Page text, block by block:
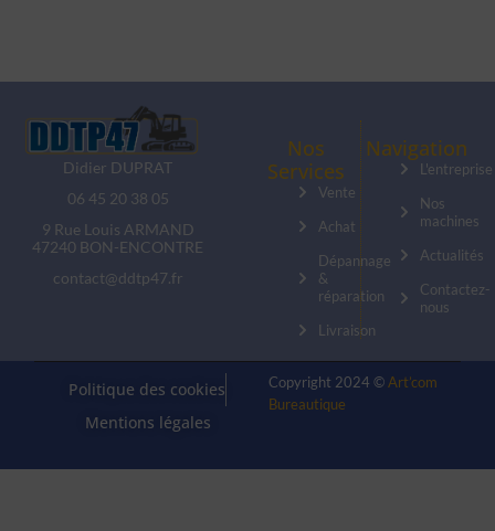
Didier DUPRAT
06 45 20 38 05
9 Rue Louis ARMAND
47240 BON-ENCONTRE
contact@ddtp47.fr
Nos
Services
Vente
Achat
Dépannage
&
réparation
Livraison
Navigation
L'entreprise
Nos
machines
Actualités
Contactez-
nous
Politique des cookies
Mentions légales
Copyright 2024 © Art’com
Bureautique